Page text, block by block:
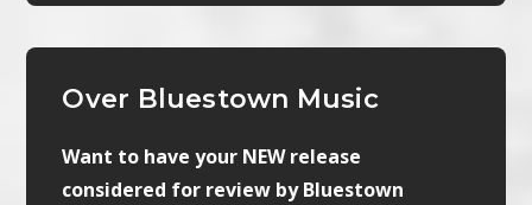
Over Bluestown Music
Want to have your NEW release
considered for review by Bluestown